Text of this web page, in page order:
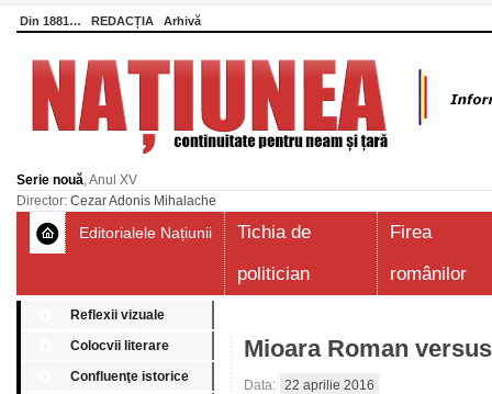
Din 1881… REDACȚIA Arhivă
Serie nouă, Anul XV
Director: Cezar Adonis Mihalache
Editorialele Națiunii
Tichia de
politician
Firea
românilor
Reflexii vizuale
Colocvii literare
Confluenţe istorice
Mioara Roman
Data: 22 aprilie 2016